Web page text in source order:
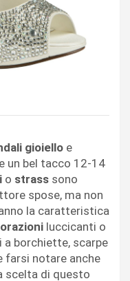
gioiello e
un bel tacco 12-14
o strass sono
spose, ma non
la caratteristica
luccicanti o
borchiette, scarpe
farsi notare anche
scelta di questo